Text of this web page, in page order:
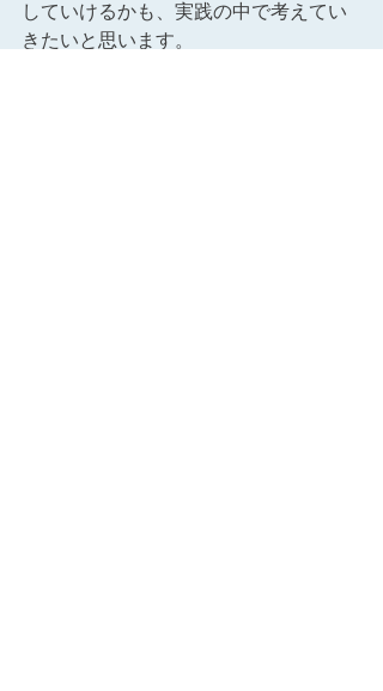
していけるかも、実践の中で考えてい
きたいと思います。